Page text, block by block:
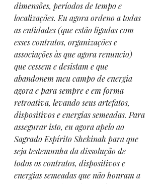
dimensões, períodos de tempo e
localizações. Eu agora ordeno a todas
as entidades (que estão ligadas com
esses contratos, organizações e
associações às que agora renuncio)
que cessem e desistam e que
abandonem meu campo de energia
agora e para sempre e em forma
retroativa, levando seus artefatos,
dispositivos e energias semeadas. Para
assegurar isto, eu agora apelo ao
Sagrado Espírito Shekinah para que
seja testemunha da dissolução de
todos os contratos, dispositivos e
energias semeadas que não honram a